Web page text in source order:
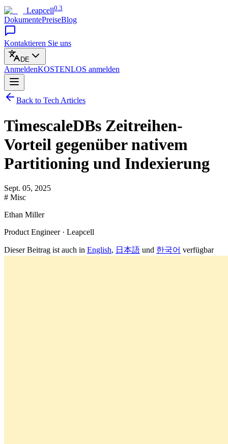
Leapcell0.3
DokumentePreiseBlog
Kontaktieren Sie uns
DE
AnmeldenKOSTENLOS anmelden
Back to Tech Articles
TimescaleDBs Zeitreihen-
Vorteil gegenüber nativem
Partitioning und Indexierung
Sept. 05, 2025
# Misc
Ethan Miller
Product Engineer · Leapcell
Dieser Beitrag ist auch in English, 日本語 und 한국어 verfügbar